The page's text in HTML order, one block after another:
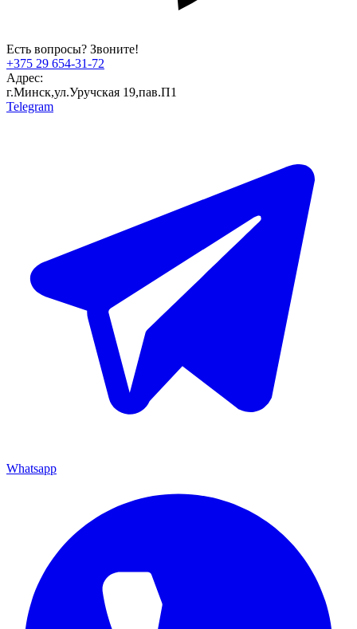
Есть вопросы? Звоните!
+375 29 654-31-72
Адрес:
г.Минск,ул.Уручская 19,пав.П1
Telegram
Whatsapp